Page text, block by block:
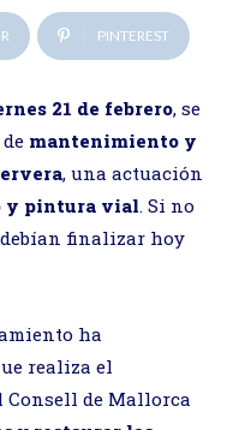
PINTEREST
21 de febrero, se
mantenimiento y
, una actuación
y pintura vial. Si no
finalizar hoy
ha
realiza el
Consell de Mallorca